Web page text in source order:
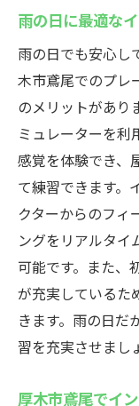
Caddyで
施設内
Caddyで
初心者も安
設の使い方
初めて
方法
初心者
インド
初心者
インス
法
天候に関係
雨の日に最適な
雨の日でも安心し
木市鳶尾でのプレ
のメリットがあり
ミュレーターを利
感覚を体験でき、
て練習できます。
クターからのフィ
ングをリアルタイ
可能です。また、
が充実しているた
きます。雨の日だ
習を充実させまし
厚木市鳶尾でイ